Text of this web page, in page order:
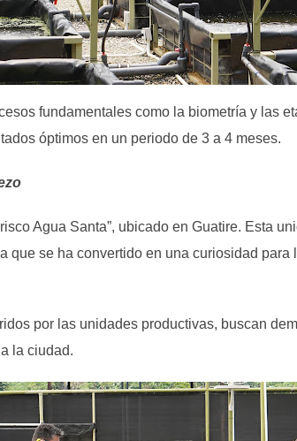
fundamentales como la biometría y las
óptimos en un periodo de 3 a 4 meses.
Agua Santa”, ubicado en Guatire. Esta
que se ha convertido en una curiosidad
por las unidades productivas, buscan
la ciudad.